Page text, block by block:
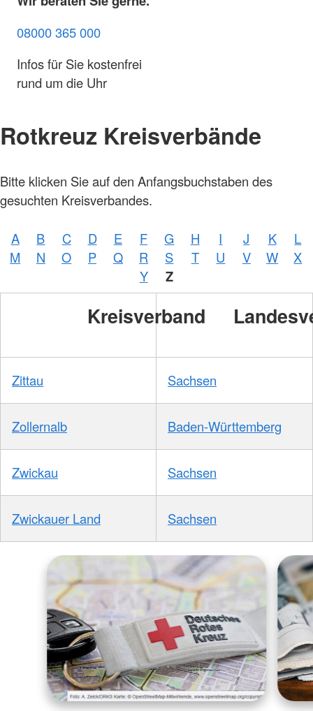
08000 365 000
Infos für Sie kostenfrei
rund um die Uhr
Rotkreuz Kreisverbände
Bitte klicken Sie auf den Anfangsbuchstaben des
gesuchten Kreisverbandes.
A B C D E F G H I J K
L
M
N O P Q R S T U V W
X
Y
Z
Kreisverband
Zittau Sachsen
Zollernalb Baden-Württemberg
Zwickau Sachsen
Zwickauer Land Sachsen